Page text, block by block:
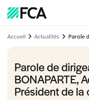
Accueil Actualités
Parole de
BONAPARTE,
Président de la